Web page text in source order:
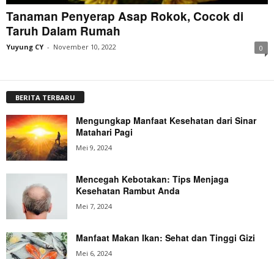
Tanaman Penyerap Asap Rokok, Cocok di
Taruh Dalam Rumah
Yuyung CY - November 10, 2022 0
BERITA TERBARU
Mengungkap Manfaat Kesehatan dari Sinar
Matahari Pagi
Mei 9, 2024
Mencegah Kebotakan: Tips Menjaga
Kesehatan Rambut Anda
Mei 7, 2024
Manfaat Makan Ikan: Sehat dan Tinggi Gizi
Mei 6, 2024